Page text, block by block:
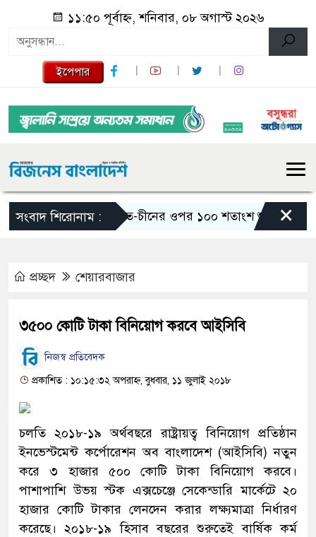
১১:৫০ পূর্বাহ্ন, শনিবার, ০৮ অগাস্ট ২০২৬
ইপেপার
সংবাদ শিরোনাম :ভারত-চীনের ওপর ১০০ শতাংশ শুল্ক আরোপের বিল
×
প্রচ্ছদ শেয়ারবাজার
৩৫০০ কোটি টাকা বিনিয়োগ করবে আইসিবি
নিজস্ব প্রতিবেদক
প্রকাশিত : ১০:১৫:৩২ অপরাহ্ন, বুধবার, ১১ জুলাই ২০১৮
চলতি ২০১৮-১৯ অর্থবছরে রাষ্ট্রায়ত্ব বিনিয়োগ প্রতিষ্ঠান
ইনভেস্টমেন্ট কর্পোরেশন অব বাংলাদেশ (আইসিবি) নতুন
করে ৩ হাজার ৫০০ কোটি টাকা বিনিয়োগ করবে।
পাশাপাশি উভয় স্টক এক্সচেঞ্জে সেকেন্ডারি মার্কেটে ২০
হাজার কোটি টাকার লেনদেন করার লক্ষ্যমাত্রা নির্ধারণ
করেছে। ২০১৮-১৯ হিসাব বছরের শুরুতেই বার্ষিক কর্ম